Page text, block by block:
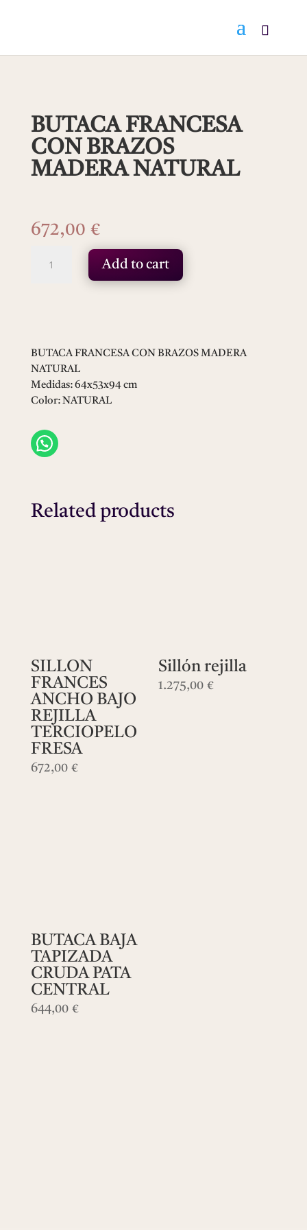
BUTACA FRANCESA
CON BRAZOS
MADERA NATURAL
672,00 €
FRANCESA
quantity
Add to cart
BUTACA FRANCESA CON BRAZOS MADERA
NATURAL
Medidas: 64x53x94 cm
Color: NATURAL
Related products
SILLON
FRANCES
ANCHO BAJO
REJILLA
TERCIOPELO
FRESA
672,00 €
Sillón rejilla
1.275,00€
BUTACA BAJA
TAPIZADA
CRUDA PATA
CENTRAL
644,00 €